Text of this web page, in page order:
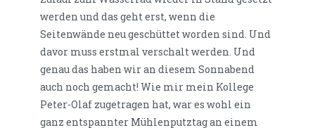
werden und das geht erst, wenn die
Seitenwände neu geschüttet worden sind. Und
davor muss erstmal verschalt werden. Und
genau das haben wir an diesem Sonnabend
auch noch gemacht! Wie mir mein Kollege
Peter-Olaf zugetragen hat, war es wohl ein
ganz entspannter Mühlenputztag an einem